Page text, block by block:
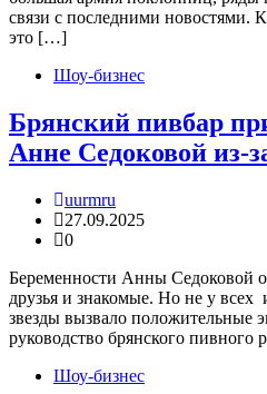
связи с последними новостями.
это […]
Шоу-бизнес
Брянский пивбар
Анне Седоковой из-
uurmru
27.09.2025
0
Беременности Анны Седоковой
друзья и знакомые. Но не у всех
звезды вызвало положительные
руководство брянского
Шоу-бизнес